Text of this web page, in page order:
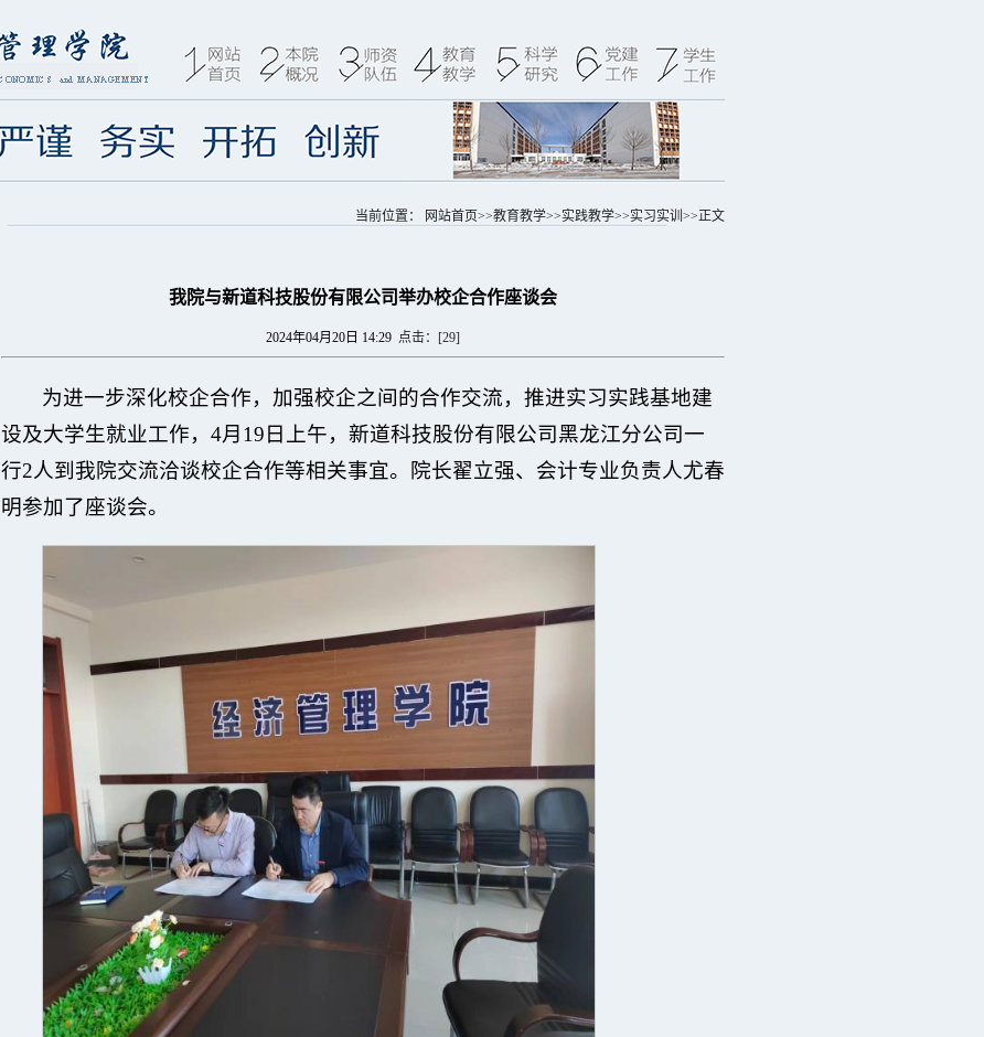
当前位置： 网站首页>>教育教学>>实践教学>>实习实训 >>正文
我院与新道科技股份有限公司举办校企合作座谈会
2024年04月20日 14:29 点击：[29]
为进一步深化校企合作，加强校企之间的合作交流，推进实习实践基地建
设及大学生就业工作，4月19日上午，新道科技股份有限公司黑龙江分公司一
行2人到我院交流洽谈校企合作等相关事宜。院长翟立强、会计专业负责人尤春
明参加了座谈会。